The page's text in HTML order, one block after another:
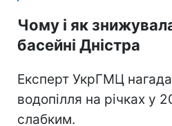
Чому і як
басейні Дністра
Експерт УкрГМЦ
водопілля на річках у
слабким.